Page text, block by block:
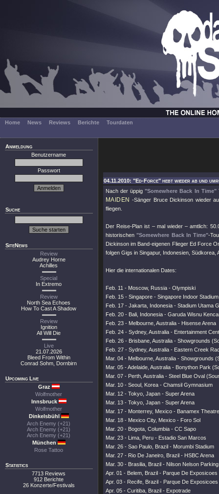
Home News Reviews Berichte Tourdaten
Anmeldung
Benutzername
Passwort
Suche
SiteNews
Review
Audrey Horne
Achilles
Special
In Extremo
Review
North Sea Echoes
How To Cast A Shadow
Review
Ignition
All Will Die
Live
21.07.2026
Bleed From Within
Conrad Sohm, Dornbirn
Upcoming Live
Graz
Wolfmother
Innsbruck
Wolfmother
Dinkelsbühl
Arch Enemy (+21)
Arch Enemy (+21)
Arch Enemy (+21)
München
Rose Tattoo
Statistics
7713 Reviews
912 Berichte
26 Konzerte/Festivals
04.11.2010: "Ed-Force" hebt wieder ab und
Nach der üppig"Somewhere Back In Time"
MAIDEN -Sänger Bruce Dickinson wieder
fliegen.
Der Reise-Plan ist – mal wieder – amtlich:
historischen"Somewhere Back In Time"-
Dickinson im Band-eigenen Flieger Ed Force
folgen Gigs in Singapur, Indonesien,
Hier die internationalen Dates:
Feb. 11 - Moscow, Russia - Olympiski
Feb. 15 - Singapore - Singapore Indoor Stadium
Feb. 17 - Jakarta, Indonesia - Stadium Utama
Feb. 20 - Bali, Indonesia - Garuda Wisnu
Feb. 23 - Melbourne, Australia - Hisense Arena
Feb. 24 - Sydney, Australia - Entertainment
Feb. 26 - Brisbane, Australia - Showgrounds
Feb. 27 - Sydney, Australia - Eastern Creek
Mar. 04 - Melbourne, Australia - Showgrounds
Mar. 05 - Adelaide, Australia - Bonython Park
Mar. 07 - Perth, Australia - Steel Blue Oval
Mar. 10 - Seoul, Korea - Chamsil Gymnasium
Mar. 12 - Tokyo, Japan - Super Arena
Mar. 13 - Tokyo, Japan - Super Arena
Mar. 17 - Monterrey, Mexico - Banamex Theatre
Mar. 18 - Mexico City, Mexico - Foro Sol
Mar. 20 - Bogota, Columbia - CC Sapo
Mar. 23 - Lima, Peru - Estadio San Marcos
Mar. 26 - Sao Paulo, Brazil - Morumbi Stadium
Mar. 27 - Rio De Janeiro, Brazil - HSBC Arena
Mar. 30 - Brasilia, Brazil - Nilson Nelson
Apr. 01 - Belem, Brazil - Parque De Exposicoes
Apr. 03 - Recife, Brazil - Parque De Exposicoes
Apr. 05 - Curitiba, Brazil - Expotrade